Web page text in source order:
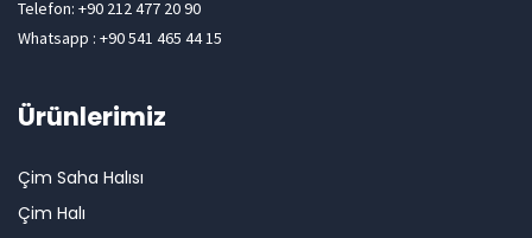
Telefon: +90 212 477 20 90
Whatsapp : +90 541 465 44 15
Ürünlerimiz
Çim Saha Halısı
Çim Halı